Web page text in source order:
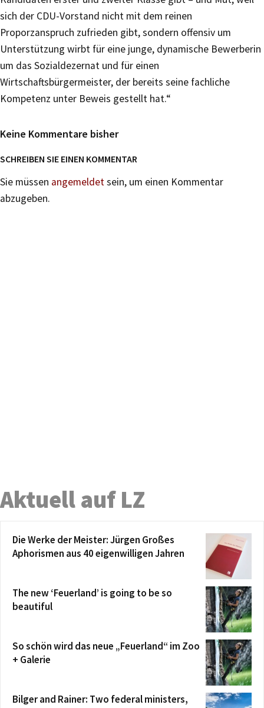
sich der CDU-Vorstand nicht mit dem reinen
Proporzanspruch zufrieden gibt, sondern offensiv um
Unterstützung wirbt für eine junge, dynamische Bewerberin
um das Sozialdezernat und für einen
Wirtschaftsbürgermeister, der bereits seine fachliche
Kompetenz unter Beweis gestellt hat.“
Keine Kommentare bisher
SCHREIBEN SIE EINEN KOMMENTAR
Sie müssen angemeldetsein, um einen Kommentar
abzugeben.
Aktuell auf LZ
Die Werke der Meister: Jürgen Großes
Aphorismen aus 40 eigenwilligen Jahren
The new ‘Feuerland’ is going to be so
beautiful
So schön wird das neue „Feuerland“ im Zoo
+ Galerie
Bilger and Rainer: Two federal ministers,